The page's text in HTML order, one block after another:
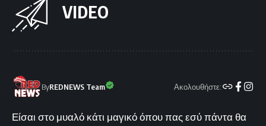
VIDEO
ByREDNEWS Team Ακολουθήστε:
Είσαι στο μυαλό κάτι μαγικό όπου πας εσύ πάντα θα